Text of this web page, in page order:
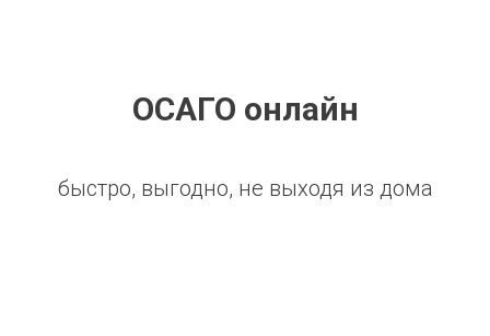
ОСАГО онлайн
быстро, выгодно, не выходя из дома